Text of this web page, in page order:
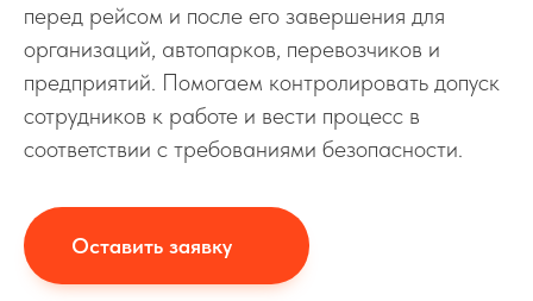
перед рейсом и после его завершения для
организаций, автопарков, перевозчиков и
предприятий. Помогаем контролировать допуск
сотрудников к работе и вести процесс в
соответствии с требованиями безопасности.
Оставить заявку